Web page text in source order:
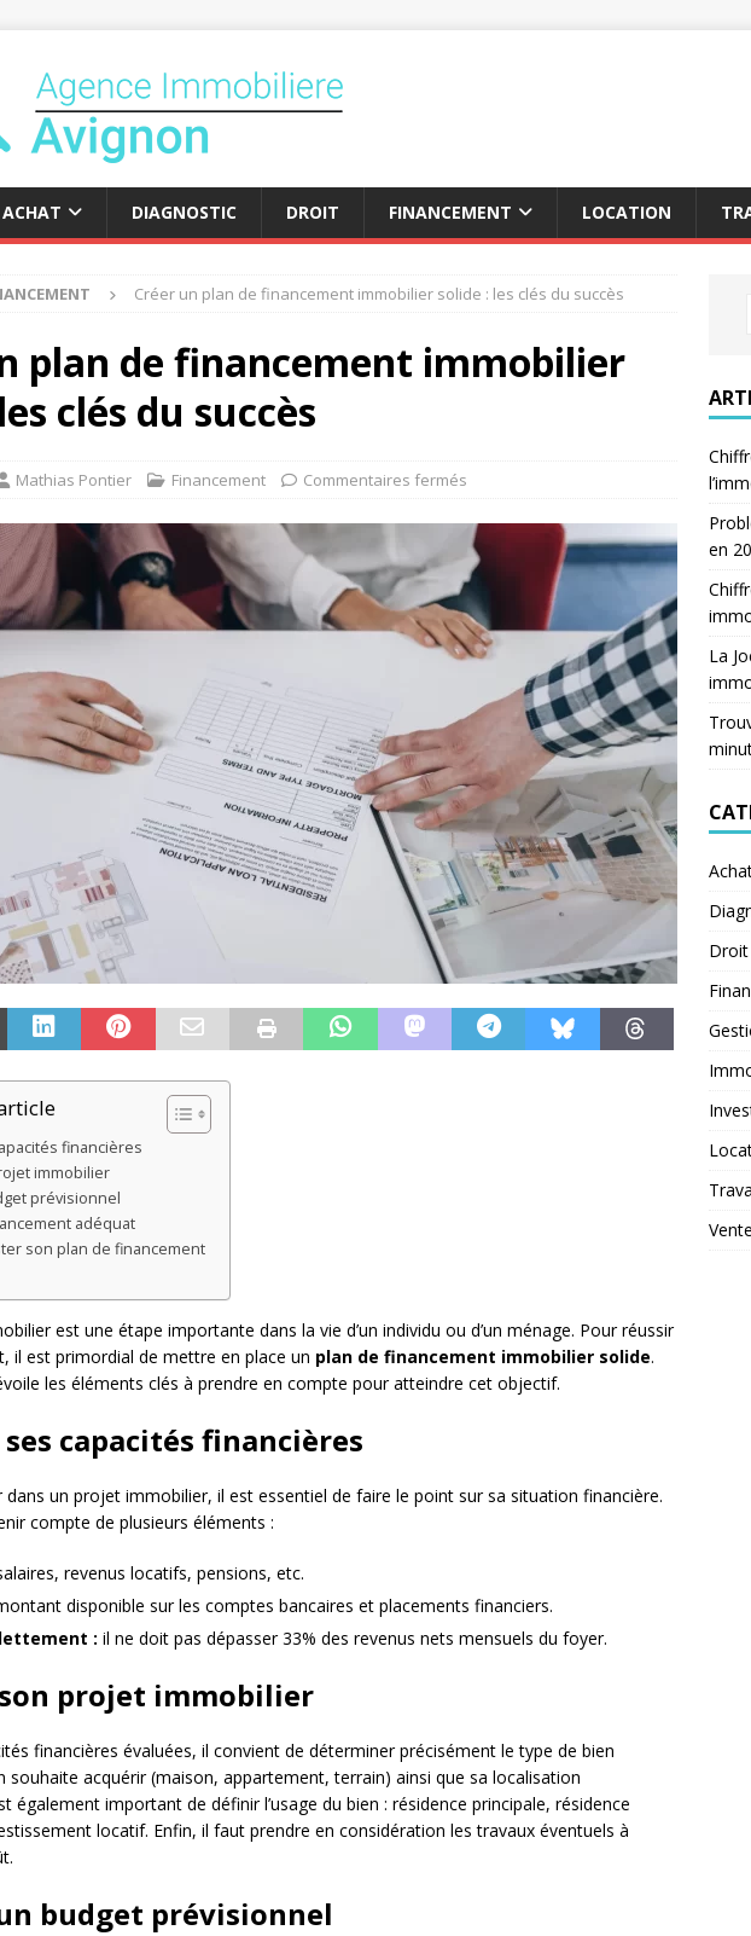
ACHAT DIAGNOSTIC DROIT FINANCEMENT LOCATION
Créer un plan de financement immobilier solide : les clés du succès
plan de financement immobilier
clés du succès
Mathias Pontier Financement Commentaires fermés
financières
immobilier
prévisionnel
adéquat
son plan de financement
est une étape importante dans la vie d’un individu ou d’un ménage. Pour réussir
il est primordial de mettre en place un plan de financement immobilier solide.
les éléments clés à prendre en compte pour atteindre cet objectif.
capacités financières
dans un projet immobilier, il est essentiel de faire le point sur sa situation financière.
compte de plusieurs éléments :
revenus locatifs, pensions, etc.
disponible sur les comptes bancaires et placements financiers.
: il ne doit pas dépasser 33% des revenus nets mensuels du foyer.
projet immobilier
financières évaluées, il convient de déterminer précisément le type de bien
souhaite acquérir (maison, appartement, terrain) ainsi que sa localisation
également important de définir l’usage du bien : résidence principale, résidence
locatif. Enfin, il faut prendre en considération les travaux éventuels à
budget prévisionnel
en
La
Droit
Vente